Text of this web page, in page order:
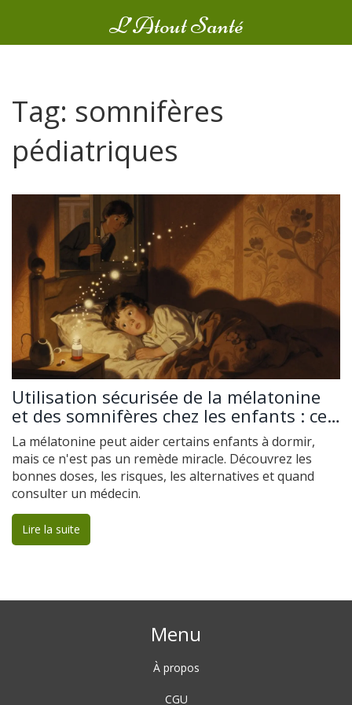
L’Atout Santé
Tag: somnifères
pédiatriques
Utilisation sécurisée de la mélatonine
et des somnifères chez les enfants : ce
qu’il faut savoir
La mélatonine peut aider certains enfants à dormir,
mais ce n'est pas un remède miracle. Découvrez les
bonnes doses, les risques, les alternatives et quand
consulter un médecin.
Lire la suite
Menu
À propos
CGU